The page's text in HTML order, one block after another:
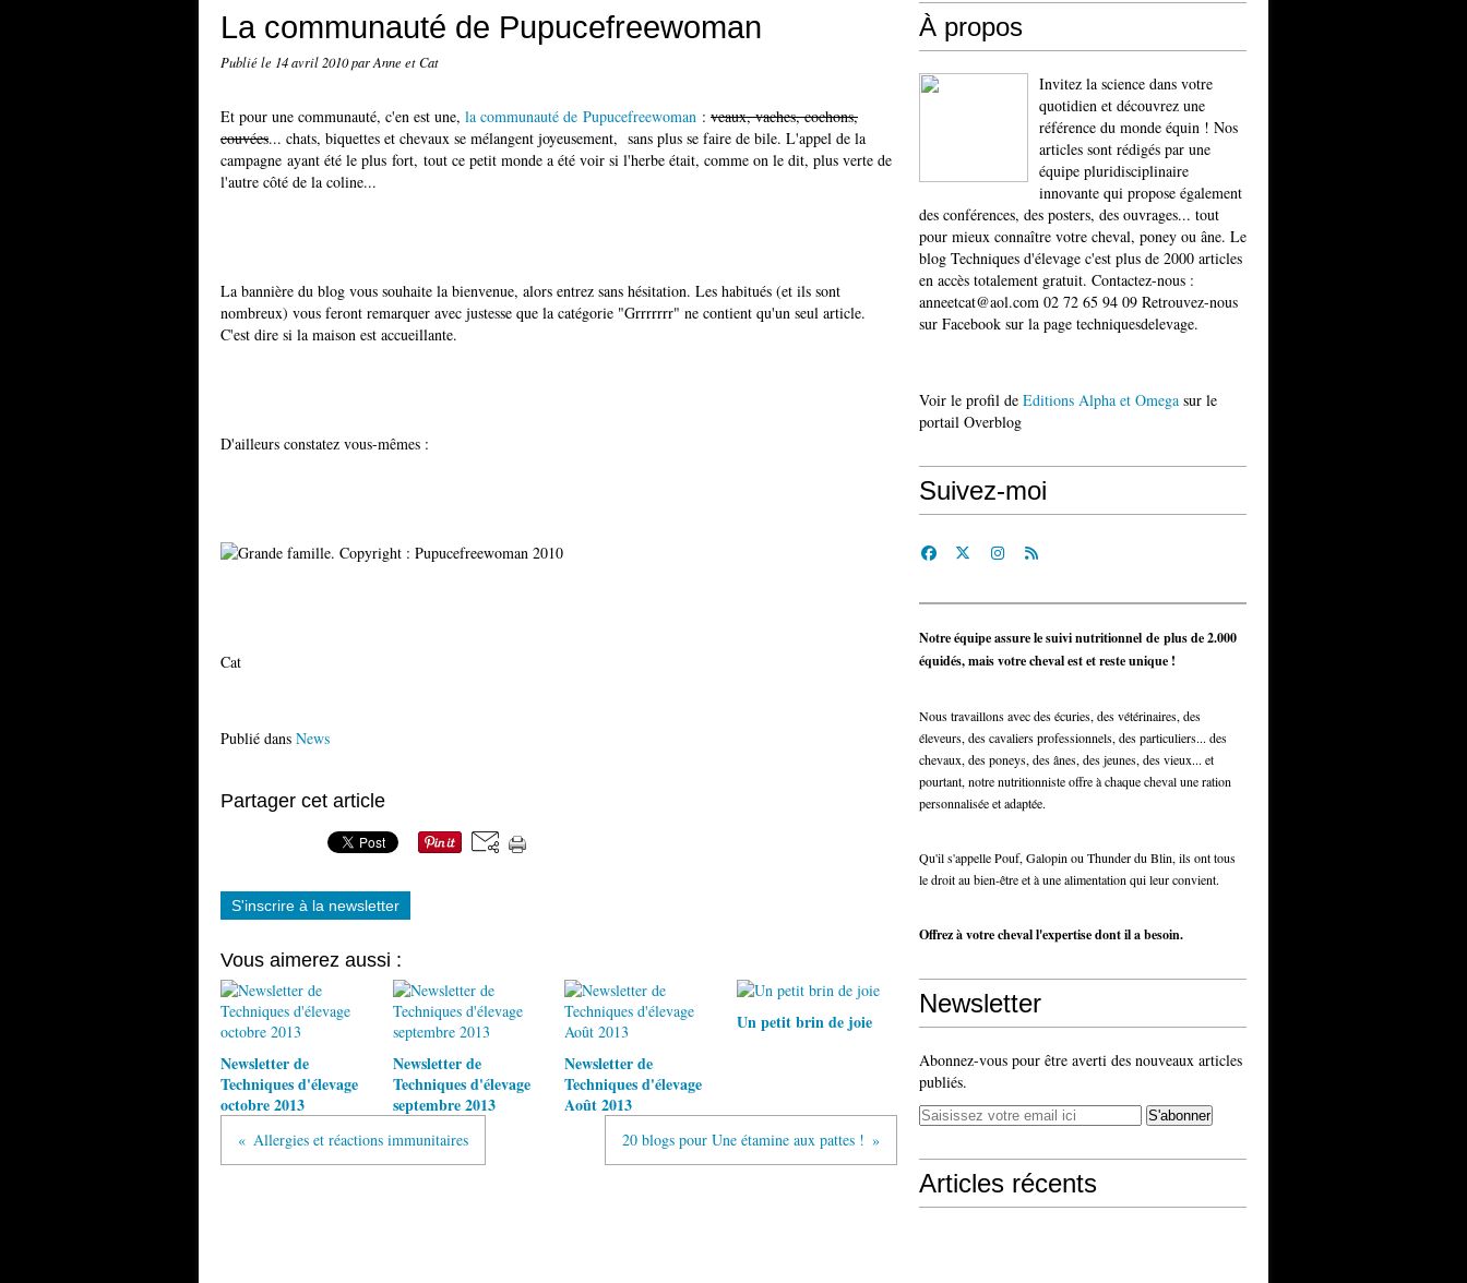
La communauté de Pupucefreewoman
Publié le 14 avril 2010par Anne et Cat
Et pour une communauté, c'en est une, la communauté de Pupucefreewoman : veaux, vaches, cochons,
couvées... chats, biquettes et chevaux se mélangent joyeusement, sans plus se faire de bile. L'appel de la
campagne ayant été le plus fort, tout ce petit monde a été voir si l'herbe était, comme on le dit, plus verte de
l'autre côté de la coline...
La bannière du blog vous souhaite la bienvenue, alors entrez sans hésitation. Les habitués (et ils sont
nombreux) vous feront remarquer avec justesse que la catégorie "Grrrrrrr" ne contient qu'un seul article.
C'est dire si la maison est accueillante.
D'ailleurs constatez vous-mêmes :
Cat
Publié dans News
Partager cet article
S'inscrire à la newsletter
Vous aimerez aussi :
Newsletter de
Techniques d'élevage
octobre 2013
Newsletter de
Techniques d'élevage
septembre 2013
Newsletter de
Techniques d'élevage
Août 2013
Un petit brin de joie
Allergies et réactions immunitaires 20 blogs pour Une étamine aux pattes !
À propos
Invitez la science dans votre
quotidien et découvrez une
référence du monde équin ! Nos
articles sont rédigés par une
équipe pluridisciplinaire
innovante qui propose également
des conférences, des posters, des ouvrages... tout
pour mieux connaître votre cheval, poney ou âne. Le
blog Techniques d'élevage c'est plus de 2000 articles
en accès totalement gratuit. Contactez-nous :
anneetcat@aol.com 02 72 65 94 09 Retrouvez-nous
sur Facebook sur la page techniquesdelevage.
Voir le profil de Editions Alpha et Omega sur le
portail Overblog
Suivez-moi
Notre équipe assure le suivi nutritionnel de plus de 2.000
équidés, mais votre cheval est et reste unique !
Nous travaillons avec des écuries, des vétérinaires, des
éleveurs, des cavaliers professionnels, des particuliers... des
chevaux, des poneys, des ânes, des jeunes, des vieux... et
pourtant, notre nutritionniste offre à chaque cheval une ration
personnalisée et adaptée.
Qu'il s'appelle Pouf, Galopin ou Thunder du Blin, ils ont tous
le droit au bien-être et à une alimentation qui leur convient.
Offrez à votre cheval l'expertise dont il a besoin.
Newsletter
Abonnez-vous pour être averti des nouveaux articles
publiés.
Articles récents